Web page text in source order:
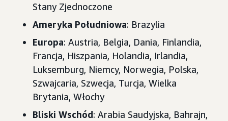
Stany Zjednoczone
Ameryka Południowa: Brazylia
Europa: Austria, Belgia, Dania, Finlandia,
Francja, Hiszpania, Holandia, Irlandia,
Luksemburg, Niemcy, Norwegia, Polska,
Szwajcaria, Szwecja, Turcja, Wielka
Brytania, Włochy
Bliski Wschód: Arabia Saudyjska, Bahrajn,